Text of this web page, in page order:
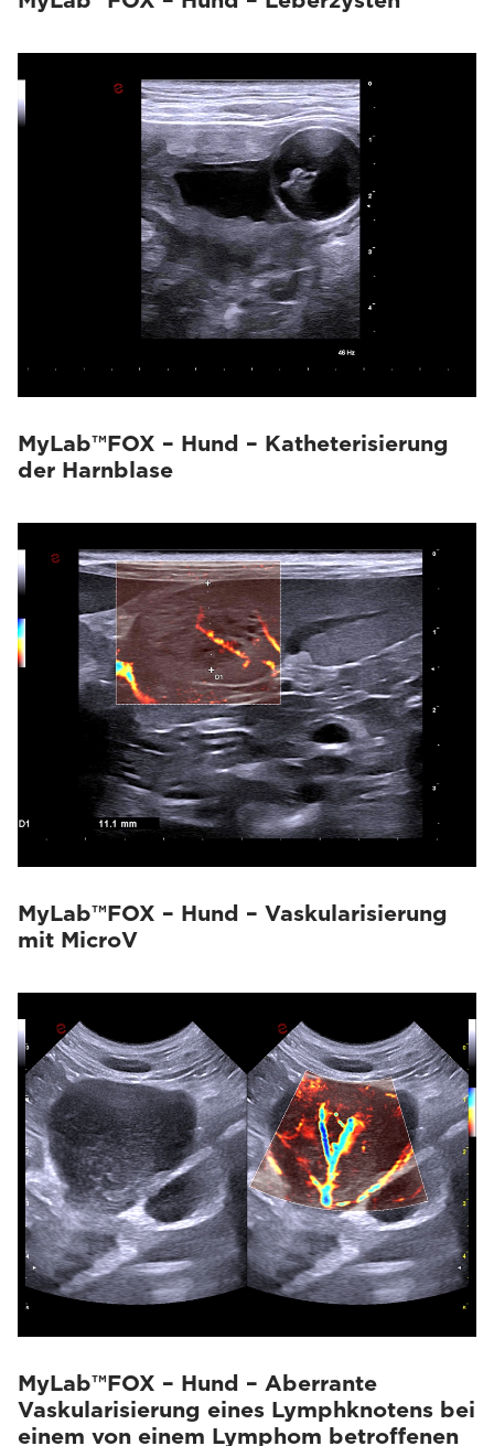
MyLab™FOX – Hund – Katheterisierung
der Harnblase
MyLab™FOX – Hund – Vaskularisierung
mit MicroV
MyLab™FOX – Hund – Aberrante
Vaskularisierung eines Lymphknotens bei
einem von einem Lymphom betroffenen